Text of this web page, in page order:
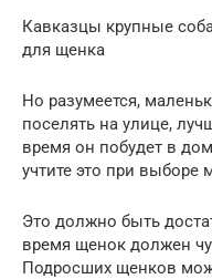
Кавказцы крупные
для щенка
Но разумеется,
поселять на улице,
время он побудет в
учтите это при выборе
Это должно быть
время щенок должен
Подросших щенков